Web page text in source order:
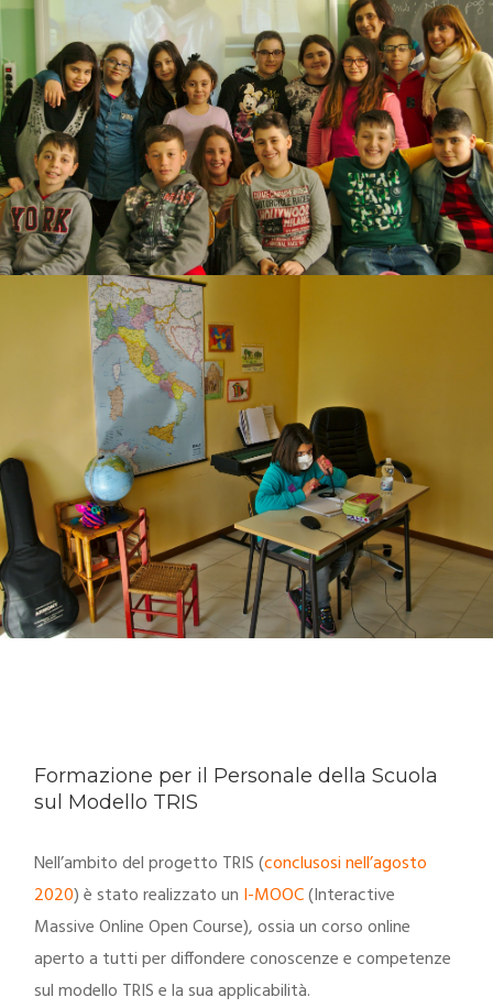
Formazione per il Personale della Scuola
sul Modello TRIS
Nell’ambito del progetto TRIS (conclusosi nell’agosto
2020) è stato realizzato un I-MOOC(Interactive
Massive Online Open Course), ossia un corso online
aperto a tutti per diffondere conoscenze e competenze
sul modello TRIS e la sua applicabilità.